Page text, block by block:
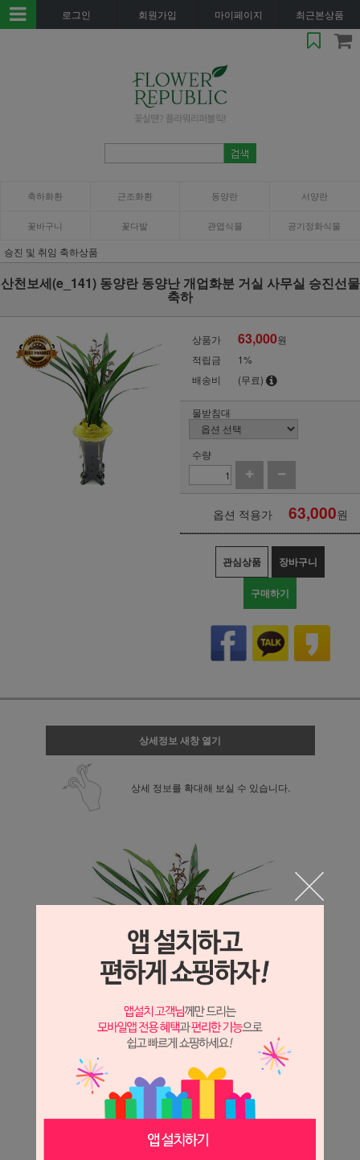
로그인 회원가입 마이페이지 최근본상품
축하화환 근조화환 동양란 서양란
꽃바구니 꽃다발 관엽식물 공기정화식물
승진 및 취임 축하상품
산천보세(e_141) 동양란 동양난 개업화분 거실 사무실 승진선물
축하
상품가 63,000원
적립금
1%
배송비
(무료)
물받침대
수량
옵션 적용가 63,000원
관심상품 장바구니
구매하기
상세정보 새창 열기
상세 정보를 확대해 보실 수 있습니다.